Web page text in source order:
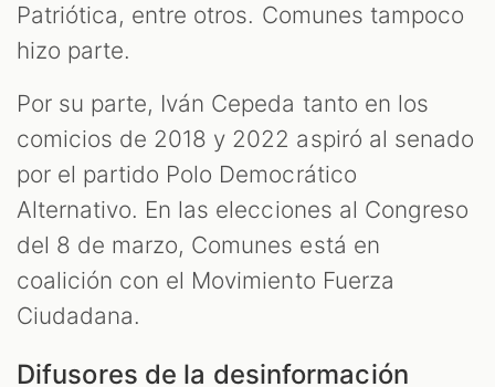
Patriótica, entre otros. Comunes tampoco
hizo parte.
Por su parte, Iván Cepeda tanto en los
comicios de 2018 y 2022 aspiró al senado
por el partido Polo Democrático
Alternativo. En las elecciones al Congreso
del 8 de marzo, Comunes está en
coalición con el Movimiento Fuerza
Ciudadana.
Difusores de la desinformación